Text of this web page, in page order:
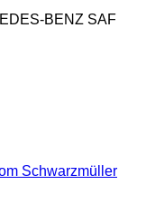
BENZ SAF
Schwarzmüller